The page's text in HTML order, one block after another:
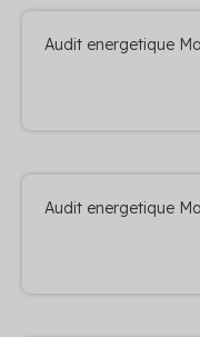
Audit energetique
Audit energetique